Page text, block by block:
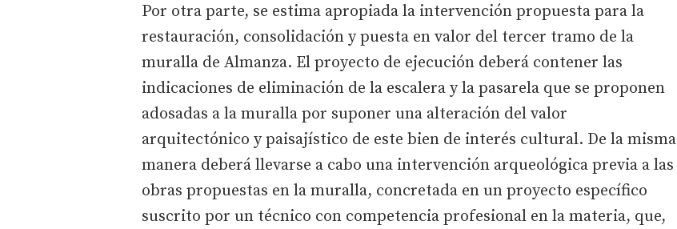
Por otra parte, se estima apropiada la intervención propuesta para la
restauración, consolidación y puesta en valor del tercer tramo de la
muralla de Almanza. El proyecto de ejecución deberá contener las
indicaciones de eliminación de la escalera y la pasarela que se proponen
adosadas a la muralla por suponer una alteración del valor
arquitectónico y paisajístico de este bien de interés cultural. De la misma
manera deberá llevarse a cabo una intervención arqueológica previa a las
obras propuestas en la muralla, concretada en un proyecto específico
suscrito por un técnico con competencia profesional en la materia, que,